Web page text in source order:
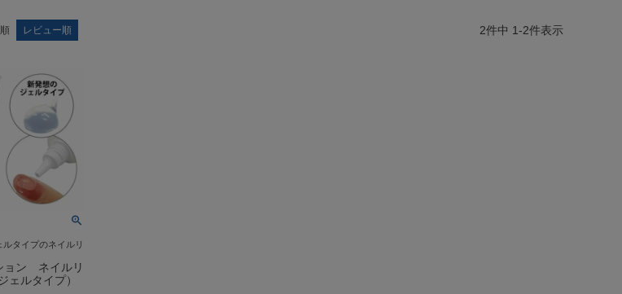
レビュー順 2件中 1-2件表示
タイプのネイルリ
ョン ネイルリ
ェルタイプ）